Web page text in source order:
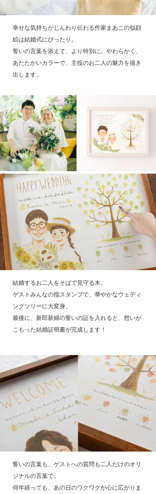
幸せな気持ちがじんわり伝わる作家まあこの似顔
絵は結婚式にぴったり。
誓いの言葉を添えて、より特別に。やわらかく、
あたたかいカラーで、主役のお二人の魅力を描き
出します。
結婚するお二人をそばで見守る木。
ゲストみんなの指スタンプで、華やかなウェディ
ングツリーに大変身。
最後に、新郎新婦の誓いの証を入れると、想いが
こもった結婚証明書が完成します！
誓いの言葉も、ゲストへの質問も二人だけのオリ
ジナルの言葉で。
何年経っても、あの日のワクワクが心に広がりま